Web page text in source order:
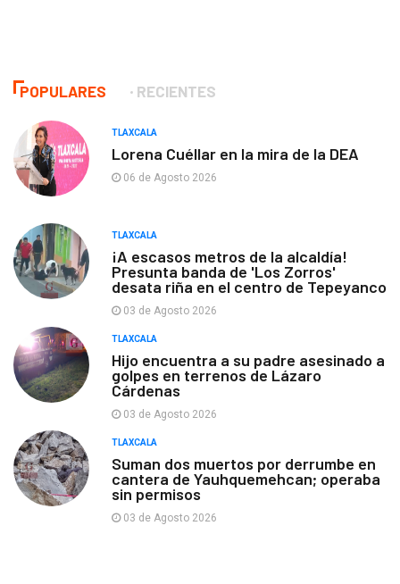
POPULARES RECIENTES
TLAXCALA
Lorena Cuéllar en la mira de la DEA
06 de Agosto 2026
TLAXCALA
¡A escasos metros de la alcaldía!
Presunta banda de 'Los Zorros'
desata riña en el centro de Tepeyanco
03 de Agosto 2026
TLAXCALA
Hijo encuentra a su padre asesinado a
golpes en terrenos de Lázaro
Cárdenas
03 de Agosto 2026
TLAXCALA
Suman dos muertos por derrumbe en
cantera de Yauhquemehcan; operaba
sin permisos
03 de Agosto 2026